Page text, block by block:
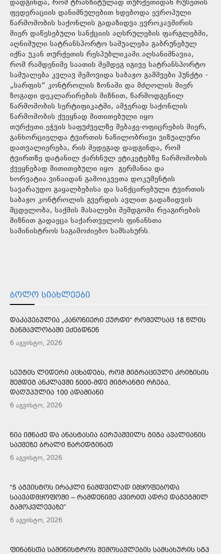
დადგინდა, რომ ტრანზიტულად თურქეთიდან რუსეთის
ფედერაციის დანიშნულებით ხდებოდა ევროპული
წარმოშობის საქონლის გადაზიდვა.ევროკავშირის
მიერ დაწესებული სანქციის აღსრულების ფარგლებში,
აღნიშული სატრანსპორტო საშუალება გაბრუნებულ
იქნა უკან თურქეთის რესპუბლიკაში.აღსანიშნავია,
რომ რამდენიმე საათის შემდეგ იგივე სატრანსპორტო
საშუალება კვლავ შემოვიდა საბაჟო გამშვები პუნქტი -
„სარფის“ კონტროლის ზონაში და მძღოლის მიერ
ზოგადი დეკლარირების მიზნით, წარმოდგენილ
წარმოშობის სერტიფიკატში, ამჯერად საქონლის
წარმოშობის ქვეყნად მითითებული იყო
თურქეთი.ეჭვის საფუძველზე მებაჟე-ოფიცრების მიერ,
განხორციელდა ტვირთის ნაწილობრივი ვიზუალური
დათვალიერება, რის შედეგად დადგინდა, რომ
ტვირთზე დატანილ ქარხნულ ეტიკეტებზე წარმოშობის
ქვეყნებად მითითებული იყო გერმანია და
ხორვატია.ვინაიდან გამოიკვეთა დოკუმენტის
სავარაუდო გაყალბებისა და სანქცირებული ტვირთის
საბაჟო კონტროლის გვერდის ავლით გადაზიდვის
მცდელობა, საქმის მასალები შემდგომი რეაგირების
მიზნით გადაეცა საქართველოს ფინანსთა
სამინისტროს საგამოძიებო სამსახურს.
ᲑᲝᲚᲝ ᲡᲘᲐᲮᲚᲔᲔᲑᲘ
ᲓᲐᲙᲐᲕᲔᲑᲣᲚᲘᲐ „ᲙᲐᲜᲝᲜᲘᲔᲠᲘ ᲥᲣᲠᲓᲘ“ ᲠᲝᲛᲔᲚᲡᲐᲪ 18 ᲬᲚᲘᲡ
ᲒᲐᲜᲛᲐᲕᲚᲝᲑᲐᲨᲘ ᲔᲫᲔᲑᲓᲜᲔᲜ
6 აგვისტო, 2026
ᲡᲔᲣᲢᲘᲡ ᲚᲘᲓᲔᲠᲘ ᲐᲪᲮᲐᲓᲔᲑᲡ, ᲠᲝᲛ ᲛᲘᲒᲠᲐᲪᲘᲣᲚᲘ ᲙᲠᲘᲖᲘᲡᲘᲡ
ᲨᲔᲛᲓᲔᲒ ᲐᲜᲙᲚᲐᲕᲨᲘ 5000-ᲛᲓᲔ ᲛᲘᲒᲠᲐᲜᲢᲘ ᲠᲩᲔᲑᲐ,
ᲓᲐᲦᲣᲞᲣᲚᲘᲐ 100 ᲐᲓᲐᲛᲘᲐᲜᲘ
6 აგვისტო, 2026
ᲜᲘᲐ ᲘᲛᲜᲐᲫᲔ ᲓᲐ ᲐᲜᲐᲡᲢᲐᲡᲘᲐ ᲑᲔᲠᲣᲐᲨᲕᲘᲚᲡ ᲒᲘᲒᲐ ᲐᲕᲐᲚᲘᲐᲜᲘᲡ
ᲡᲐᲥᲛᲔᲖᲔ ᲑᲠᲐᲚᲘ ᲬᲐᲠᲔᲓᲒᲘᲜᲐᲗ
6 აგვისტო, 2026
“5 ᲐᲒᲕᲘᲡᲢᲝᲡ ᲘᲠᲐᲙᲚᲘ ᲜᲐᲛᲓᲕᲘᲚᲐᲓ ᲘᲛᲧᲝᲤᲔᲑᲝᲓᲐ
ᲡᲐᲐᲕᲐᲓᲛᲧᲝᲤᲝᲨᲘ – ᲠᲐᲛᲓᲔᲜᲘᲛᲔ ᲙᲕᲘᲠᲘᲗ ᲐᲓᲠᲔ ᲓᲐᲒᲔᲒᲛᲘᲚ
ᲒᲐᲛᲝᲙᲕᲚᲔᲕᲐᲖᲔ”
6 აგვისტო, 2026
ᲤᲘᲜᲐᲜᲡᲗᲐ ᲡᲐᲛᲘᲜᲘᲡᲢᲠᲝᲡ ᲨᲔᲛᲝᲡᲐᲕᲚᲔᲑᲘᲡ ᲡᲐᲛᲡᲐᲮᲣᲠᲘᲡ ᲡᲒᲞ